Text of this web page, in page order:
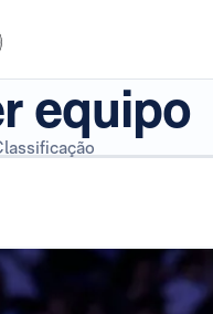
equipo